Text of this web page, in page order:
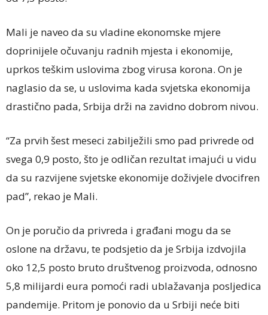
Mali je naveo da su vladine ekonomske mjere
doprinijele očuvanju radnih mjesta i ekonomije,
uprkos teškim uslovima zbog virusa korona. On je
naglasio da se, u uslovima kada svjetska ekonomija
drastično pada, Srbija drži na zavidno dobrom nivou.
“Za prvih šest meseci zabilježili smo pad privrede od
svega 0,9 posto, što je odličan rezultat imajući u vidu
da su razvijene svjetske ekonomije doživjele dvocifren
pad”, rekao je Mali.
On je poručio da privreda i građani mogu da se
oslone na državu, te podsjetio da je Srbija izdvojila
oko 12,5 posto bruto društvenog proizvoda, odnosno
5,8 milijardi eura pomoći radi ublažavanja posljedica
pandemije. Pritom je ponovio da u Srbiji neće biti